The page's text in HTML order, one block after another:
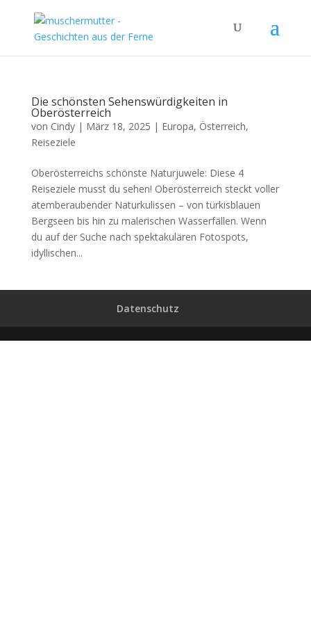
Die schönsten Sehenswürdigkeiten in
Oberösterreich
von Cindy| März 18, 2025 | Europa, Österreich,
Reiseziele
Oberösterreichs schönste Naturjuwele: Diese 4
Reiseziele musst du sehen! Oberösterreich steckt voller
atemberaubender Naturkulissen – von türkisblauen
Bergseen bis hin zu malerischen Wasserfällen. Wenn
du auf der Suche nach spektakulären Fotospots,
idyllischen...
Datenschutz